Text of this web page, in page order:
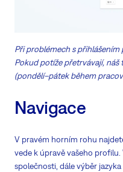
Při problémech s
Pokud potíže přetrvávají,
(pondělí–pátek během
Navigace
V pravém horním rohu
vede k úpravě vašeho profilu.
společnosti, dále výběr